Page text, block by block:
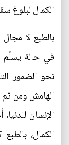
الكمال لبلوغ
بالطبع لا مجال
في حالة
نحو الضمور
الهامش ومن
الإنسان
الكمال،